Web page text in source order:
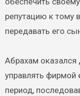
репутацию к тому
передавать его
Абрахам
управлять фирмой
период,